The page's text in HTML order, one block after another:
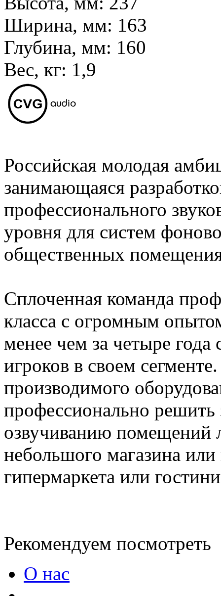
Ширина, мм: 163
Глубина, мм: 160
Вес, кг: 1,9
Российская молодая
занимающаяся
профессионального
уровня для систем
общественных
Сплоченная команда
класса с огромным
менее чем за четыре
игроков в своем
производимого
профессионально
озвучиванию помещений
небольшого магазина
гипермаркета или
Рекомендуем посмотреть
О нас